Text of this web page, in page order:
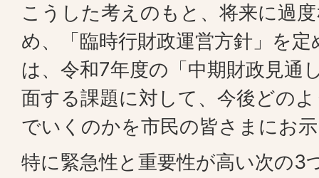
こうした考えのもと、将来に過
め、「臨時行財政運営方針」を
は、令和7年度の「中期財政見通
面する課題に対して、今後どの
でいくのかを市民の皆さまにお
特に緊急性と重要性が高い次の3